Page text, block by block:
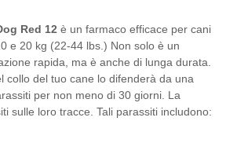
Red 12 è un farmaco efficace per cani
e 20 kg (22-44 lbs.) Non solo è un
rapida, ma è anche di lunga durata.
collo del tuo cane lo difenderà da una
per non meno di 30 giorni. La
sulle loro tracce. Tali parassiti includono: